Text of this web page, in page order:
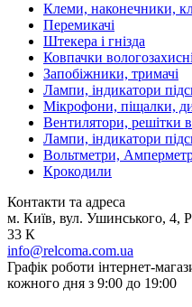
Клеми, наконечники,
Перемикачі
Штекера і гнізда
Ковпачки вологозахисні
Запобіжники, тримачі
Лампи, індикатори
Мікрофони, піщалки,
Вентилятори, решітки
Лампи, індикатори
Вольтметри,
Крокодили
Контакти та адреса
м. Київ, вул. Ушинського, 4,
33 К
info@relcoma.com.ua
Графік роботи інтернет-
кожного дня з 9:00 до 19:00